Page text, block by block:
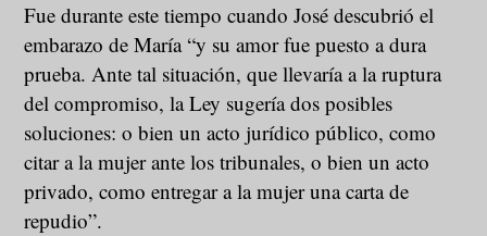
Fue durante este tiempo cuando José descubrió el
embarazo de María “y su amor fue puesto a dura
prueba. Ante tal situación, que llevaría a la ruptura
del compromiso, la Ley sugería dos posibles
soluciones: o bien un acto jurídico público, como
citar a la mujer ante los tribunales, o bien un acto
privado, como entregar a la mujer una carta de
repudio”.